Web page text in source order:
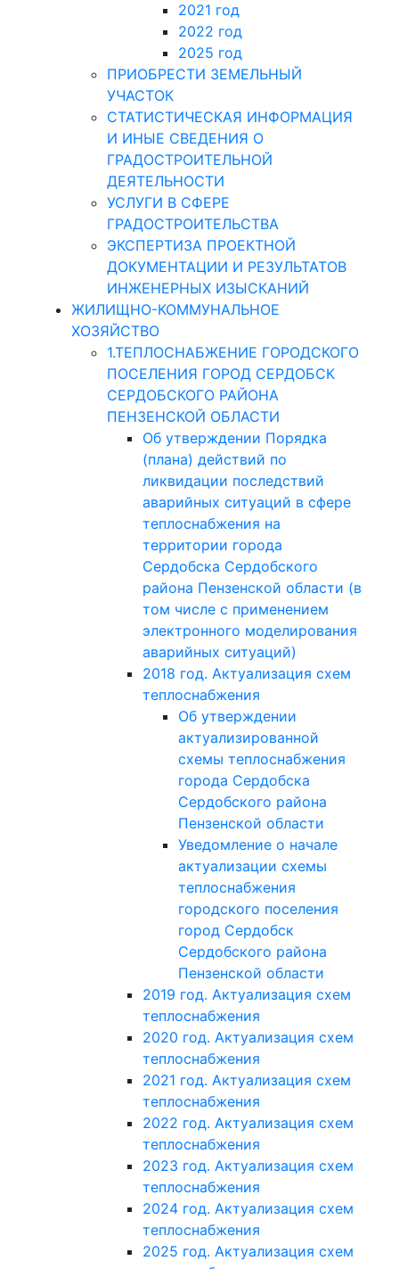
2021 год
2022 год
2025 год
ПРИОБРЕСТИ ЗЕМЕЛЬНЫЙ
УЧАСТОК
СТАТИСТИЧЕСКАЯ ИНФОРМАЦИЯ
И ИНЫЕ СВЕДЕНИЯ О
ГРАДОСТРОИТЕЛЬНОЙ
ДЕЯТЕЛЬНОСТИ
УСЛУГИ В СФЕРЕ
ГРАДОСТРОИТЕЛЬСТВА
ЭКСПЕРТИЗА ПРОЕКТНОЙ
ДОКУМЕНТАЦИИ И РЕЗУЛЬТАТОВ
ИНЖЕНЕРНЫХ ИЗЫСКАНИЙ
ЖИЛИЩНО-КОММУНАЛЬНОЕ
ХОЗЯЙСТВО
1.ТЕПЛОСНАБЖЕНИЕ ГОРОДСКОГО
ПОСЕЛЕНИЯ ГОРОД СЕРДОБСК
СЕРДОБСКОГО РАЙОНА
ПЕНЗЕНСКОЙ ОБЛАСТИ
Об утверждении Порядка
(плана) действий по
ликвидации последствий
аварийных ситуаций в сфере
теплоснабжения на
территории города
Сердобска Сердобского
района Пензенской области (в
том числе с применением
электронного моделирования
аварийных ситуаций)
2018 год. Актуализация схем
теплоснабжения
Об утверждении
актуализированной
схемы теплоснабжения
города Сердобска
Сердобского района
Пензенской области
Уведомление о начале
актуализации схемы
теплоснабжения
городского поселения
город Сердобск
Сердобского района
Пензенской области
2019 год. Актуализация схем
теплоснабжения
2020 год. Актуализация схем
теплоснабжения
2021 год. Актуализация схем
теплоснабжения
2022 год. Актуализация схем
теплоснабжения
2023 год. Актуализация схем
теплоснабжения
2024 год. Актуализация схем
теплоснабжения
2025 год. Актуализация схем